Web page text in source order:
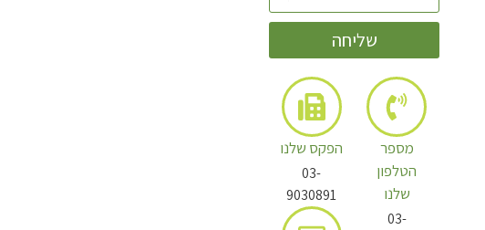
שליחה
מספר
הטלפון
שלנו
03-
הפקס שלנו
03-
9030891